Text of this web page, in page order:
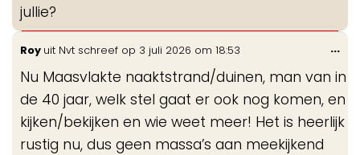
jullie?
Roy uit Nvt schreef op 3 juli 2026 om 18:53
Nu Maasvlakte naaktstrand/duinen, man van in
de 40 jaar, welk stel gaat er ook nog komen, en
kijken/bekijken en wie weet meer! Het is heerlijk
rustig nu, dus geen massa’s aan meekijkend
...